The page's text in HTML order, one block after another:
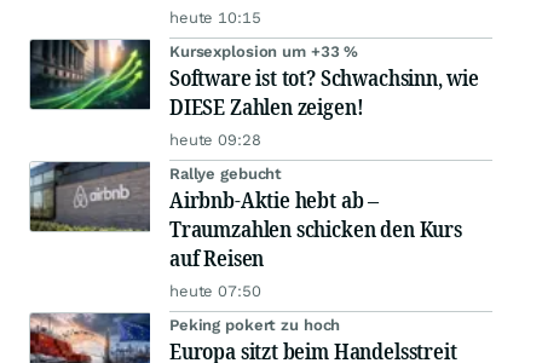
heute 10:15
Kursexplosion um +33 %
Software ist tot? Schwachsinn, wie
DIESE Zahlen zeigen!
heute 09:28
Rallye gebucht
Airbnb-Aktie hebt ab –
Traumzahlen schicken den Kurs
auf Reisen
heute 07:50
Peking pokert zu hoch
Europa sitzt beim Handelsstreit